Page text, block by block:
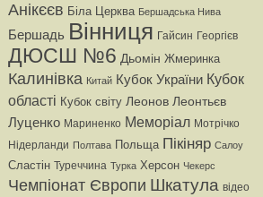
Анікєєв Бiла Церква Бершадська Нива
Бершадь Вінниця Гайсин Георгiєв
ДЮСШ №6 Дьомін Жмеринка
Калинівка Китай Кубок України Кубок
області Кубок світу Леонов Леонтьєв
Луценко Мариненко Меморіал Мотрiчко
Нiдерланди Полтава Польща Пікіняр Салоу
Сластiн Туреччина Турка Херсон Чекерс
Чемпіонат Європи Шкатула вiдео